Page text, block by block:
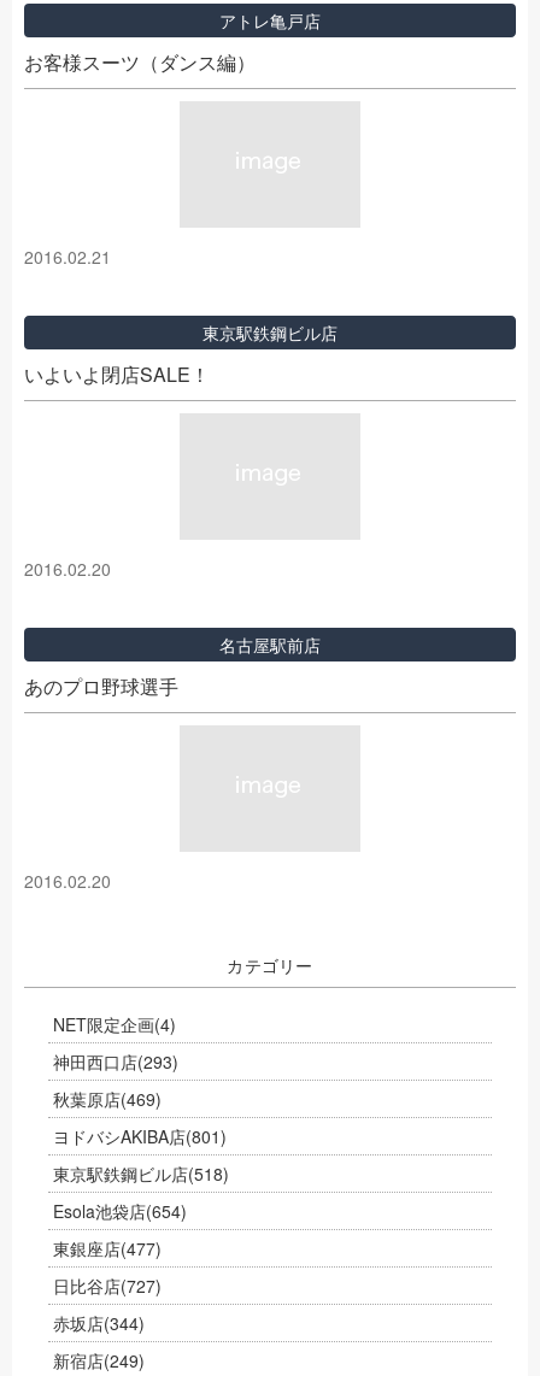
アトレ亀戸店
お客様スーツ（ダンス編）
2016.02.21
東京駅鉄鋼ビル店
いよいよ閉店SALE！
2016.02.20
名古屋駅前店
あのプロ野球選手
2016.02.20
カテゴリー
NET限定企画(4)
神田西口店(293)
秋葉原店(469)
ヨドバシAKIBA店(801)
東京駅鉄鋼ビル店(518)
Esola池袋店(654)
東銀座店(477)
日比谷店(727)
赤坂店(344)
新宿店(249)